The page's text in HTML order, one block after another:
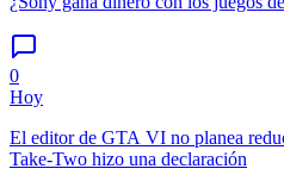
0
Hoy
El editor de GTA VI no planea
Take-Two hizo una declaración